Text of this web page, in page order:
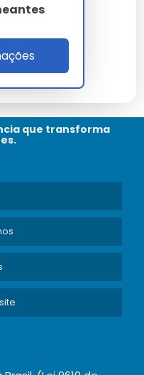
desafios enfrentados
no
Envase de
Capacidade
que transforma